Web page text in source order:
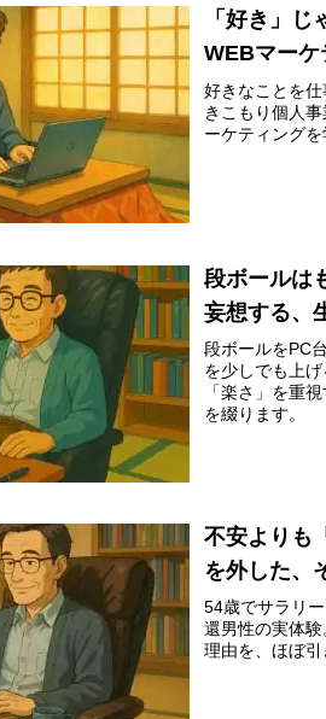
「好き」
WEBマーケ
好きなことを
きこもり個人
ーケティング
段ボールは
妄想する、
段ボールをPC
を少しでも上
「楽さ」を重
を綴ります。
不安よりも
を外した、
54歳でサラリ
還男性の実体
理由を、ほぼ